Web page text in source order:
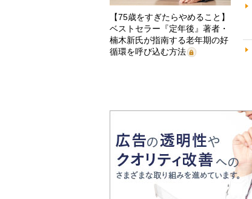
【75歳をすぎたらやめること】
ベストセラー『定年後』著者・
楠木新氏が指南する老年期の好
循環を呼び込む方法